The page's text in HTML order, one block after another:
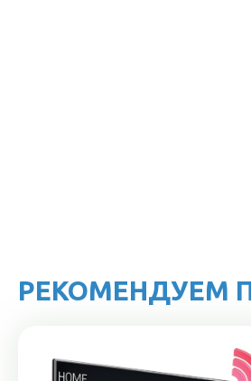
РЕКОМЕНДУЕМ